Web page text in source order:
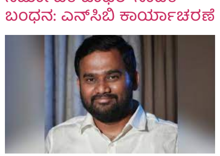
ಬಂಧನ: ಎನ್‌ಸಿಬಿ ಕಾರ್ಯಾಚರಣೆ